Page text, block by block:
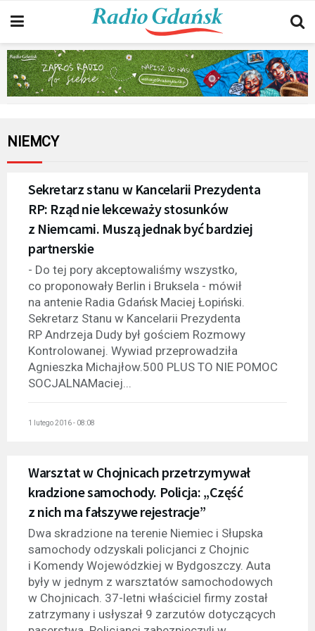
NIEMCY
Sekretarz stanu w Kancelarii Prezydenta
RP: Rząd nie lekceważy stosunków
z Niemcami. Muszą jednak być bardziej
partnerskie
- Do tej pory akceptowaliśmy wszystko,
co proponowały Berlin i Bruksela - mówił
na antenie Radia Gdańsk Maciej Łopiński.
Sekretarz Stanu w Kancelarii Prezydenta
RP Andrzeja Dudy był gościem Rozmowy
Kontrolowanej. Wywiad przeprowadziła
Agnieszka Michajłow.500 PLUS TO NIE POMOC
SOCJALNAMaciej...
1 lutego 2016 - 08:08
Warsztat w Chojnicach przetrzymywał
kradzione samochody. Policja: „Część
z nich ma fałszywe rejestracje”
Dwa skradzione na terenie Niemiec i Słupska
samochody odzyskali policjanci z Chojnic
i Komendy Wojewódzkiej w Bydgoszczy. Auta
były w jednym z warsztatów samochodowych
w Chojnicach. 37-letni właściciel firmy został
zatrzymany i usłyszał 9 zarzutów dotyczących